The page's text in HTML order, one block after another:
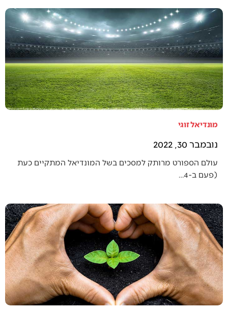
מונדיאל זוגי
נובמבר 30, 2022
עולם הספורט מרותק למסכים בשל המונדיאל המתקיים כעת
(פעם ב-4…